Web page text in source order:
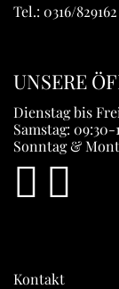
Tel.: 0316/829162
UNSERE
Dienstag bis
Samstag:
Sonntag &
Kontakt